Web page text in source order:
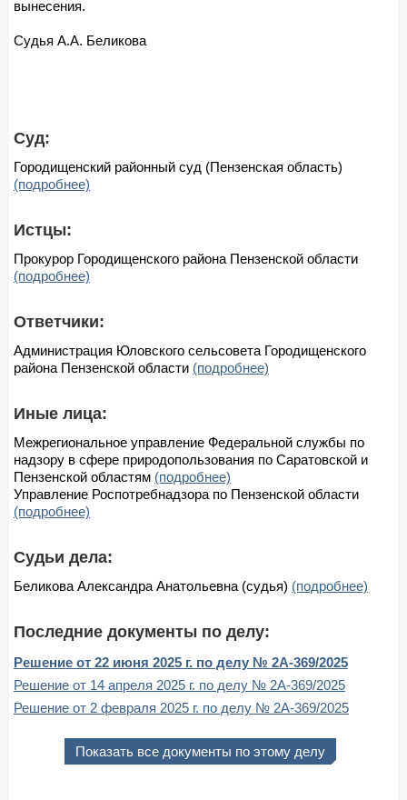
вынесения.
Судья А.А. Беликова
Суд:
Городищенский районный суд (Пензенская область)
(подробнее)
Истцы:
Прокурор Городищенского района Пензенской области
(подробнее)
Ответчики:
Администрация Юловского сельсовета Городищенского
района Пензенской области (подробнее)
Иные лица:
Межрегиональное управление Федеральной службы по
надзору в сфере природопользования по Саратовской и
Пензенской областям (подробнее)
Управление Роспотребнадзора по Пензенской области
(подробнее)
Судьи дела:
Беликова Александра Анатольевна (судья) (подробнее)
Последние документы по делу:
Решение от 22 июня 2025 г. по делу № 2А-369/2025
Решение от 14 апреля 2025 г. по делу № 2А-369/2025
Решение от 2 февраля 2025 г. по делу № 2А-369/2025
Показать все документы по этому делу